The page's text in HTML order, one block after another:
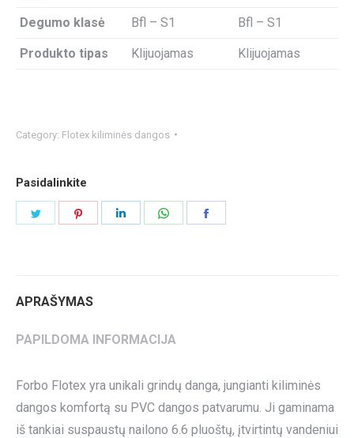
Degumo klasė Bfl – S1 Bfl – S1
Produkto tipas Klijuojamas Klijuojamas
Category: Flotex kiliminės dangos
Pasidalinkite
APRAŠYMAS
PAPILDOMA INFORMACIJA
Forbo Flotex yra unikali grindų danga, jungianti kiliminės
dangos komfortą su PVC dangos patvarumu. Ji gaminama
iš tankiai suspaustų nailono 6.6 pluoštų, įtvirtintų vandeniui